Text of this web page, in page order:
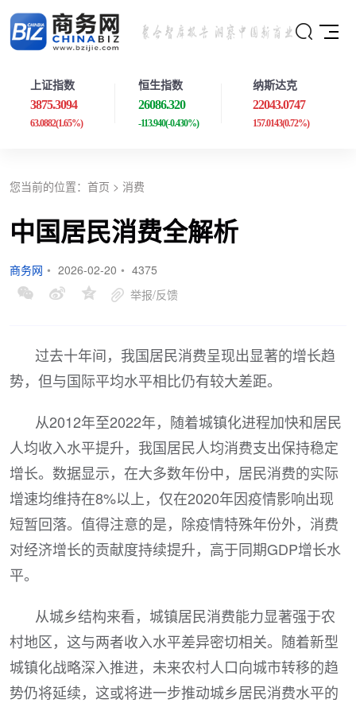
上证指数
3875.3094
63.0882(1.65%)
恒生指数
26086.320
-113.940(-0.430%)
纳斯达克
22043.0747
157.0143(0.72%)
您当前的位置： 首页 > 消费
中国居民消费全解析
商务网 • 2026-02-20 • 4375
举报/反馈
过去十年间，我国居民消费呈现出显著的增长趋
势，但与国际平均水平相比仍有较大差距。
从2012年至2022年，随着城镇化进程加快和居民
人均收入水平提升，我国居民人均消费支出保持稳定
增长。数据显示，在大多数年份中，居民消费的实际
增速均维持在8%以上，仅在2020年因疫情影响出现
短暂回落。值得注意的是，除疫情特殊年份外，消费
对经济增长的贡献度持续提升，高于同期GDP增长水
平。
从城乡结构来看，城镇居民消费能力显著强于农
村地区，这与两者收入水平差异密切相关。随着新型
城镇化战略深入推进，未来农村人口向城市转移的趋
势仍将延续，这或将进一步推动城乡居民消费水平的